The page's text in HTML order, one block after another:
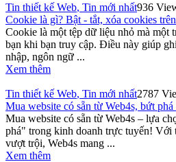
Tin thiết kế Web, Tin mới nhất936
Cookie là gì? Bật - tắt, xóa cookies
Cookie là một tệp dữ liệu nhỏ mà một
bạn khi bạn truy cập. Điều này giúp
nhập, ngôn ngữ ...
Xem thêm
Tin thiết kế Web, Tin mới nhất2787
Mua website có sẵn từ Web4s, bứt
Mua website có sẵn từ Web4s – lựa
phá" trong kinh doanh trực tuyến! Với
vượt trội, Web4s mang ...
Xem thêm